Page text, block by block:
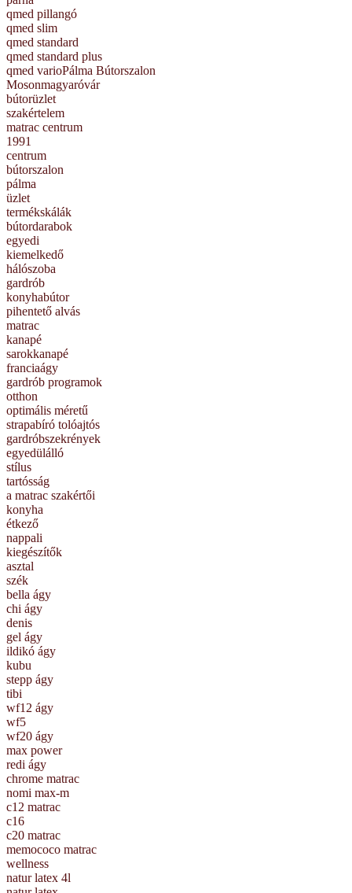
qmed pillangó
qmed slim
qmed standard
qmed standard plus
qmed varioPálma Bútorszalon
Mosonmagyaróvár
bútorüzlet
szakértelem
matrac centrum
1991
centrum
bútorszalon
pálma
üzlet
termékskálák
bútordarabok
egyedi
kiemelkedő
hálószoba
gardrób
konyhabútor
pihentető alvás
matrac
kanapé
sarokkanapé
franciaágy
gardrób programok
otthon
optimális méretű
strapabíró tolóajtós
gardróbszekrények
egyedülálló
stílus
tartósság
a matrac szakértői
konyha
étkező
nappali
kiegészítők
asztal
szék
bella ágy
chi ágy
denis
gel ágy
ildikó ágy
kubu
stepp ágy
tibi
wf12 ágy
wf5
wf20 ágy
max power
redi ágy
chrome matrac
nomi max-m
c12 matrac
c16
c20 matrac
memococo matrac
wellness
natur latex 4l